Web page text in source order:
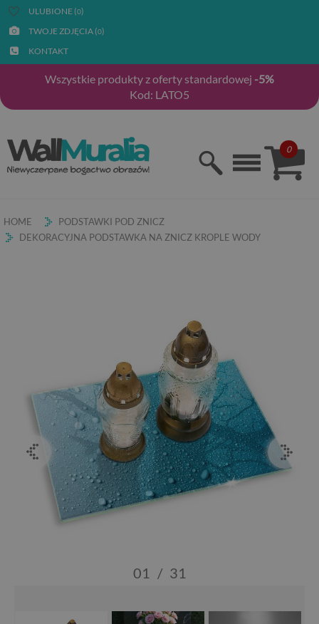
ULUBIONE (0)
TWOJE ZDJĘCIA (0)
KONTAKT
Wszystkie produkty z oferty standardowej -5%
Kod: LATO5
0
HOME
PODSTAWKI POD ZNICZ
DEKORACYJNA PODSTAWKA NA ZNICZ KROPLE WODY
01 / 31